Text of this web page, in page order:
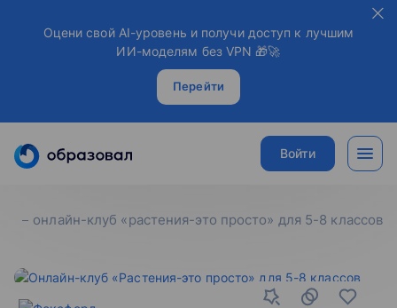
Оцени свой AI-уровень и получи доступ к лучшим
ИИ-моделям без VPN 🎁🚀
Перейти
Войти
онлайн-клуб «растения-это просто» для 5-8 классов